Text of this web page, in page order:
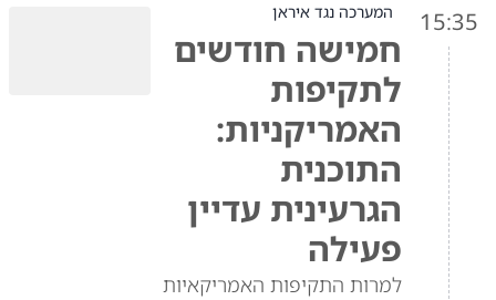
15:35 המערכה נגד איראן
חמישה חודשים
לתקיפות
האמריקניות:
התוכנית
הגרעינית עדיין
פעילה
למרות התקיפות האמריקאיות